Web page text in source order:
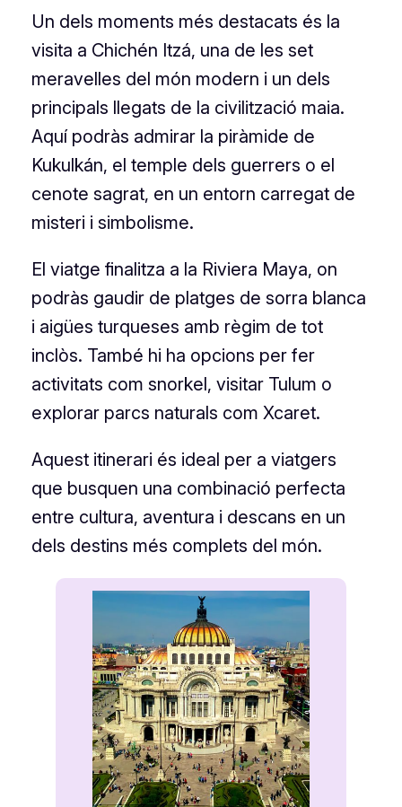
Un dels moments més destacats és la
visita a Chichén Itzá, una de les set
meravelles del món modern i un dels
principals llegats de la civilització maia.
Aquí podràs admirar la piràmide de
Kukulkán, el temple dels guerrers o el
cenote sagrat, en un entorn carregat de
misteri i simbolisme.
El viatge finalitza a la Riviera Maya, on
podràs gaudir de platges de sorra blanca
i aigües turqueses amb règim de tot
inclòs. També hi ha opcions per fer
activitats com snorkel, visitar Tulum o
explorar parcs naturals com Xcaret.
Aquest itinerari és ideal per a viatgers
que busquen una combinació perfecta
entre cultura, aventura i descans en un
dels destins més complets del món.